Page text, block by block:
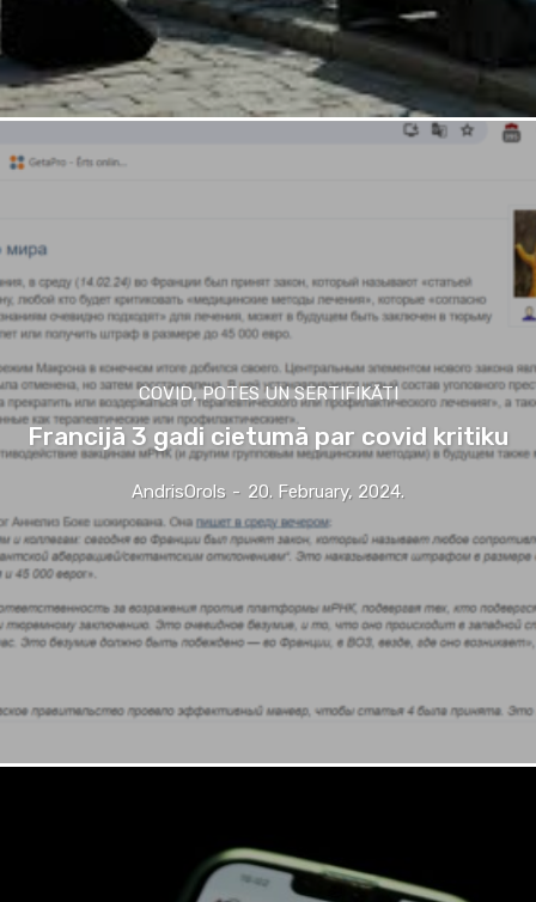
COVID, POTES UN SERTIFIKĀTI
Francijā 3 gadi cietumā par covid kritiku
AndrisOrols - 20. February, 2024.